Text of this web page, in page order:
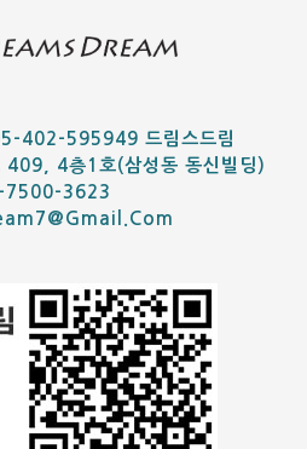
402-595949 드림스드림
409, 4층1호(삼성동 동신빌딩)
7500-3623